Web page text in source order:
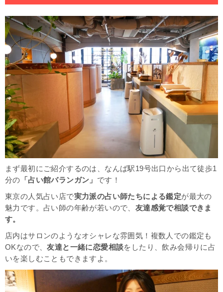
まず最初にご紹介するのは、なんば駅19号出口から出て徒歩1
分の 「占い館バランガン」 です！
東京の人気占い店で実力派の占い師たちによる鑑定が最大の
魅力です。占い師の年齢が若いので、 友達感覚で相談できま
す。
店内はサロンのようなオシャレな雰囲気！複数人での鑑定も
OKなので、友達と一緒に恋愛相談をしたり、飲み会帰りに占
いを楽しむこともできますよ。